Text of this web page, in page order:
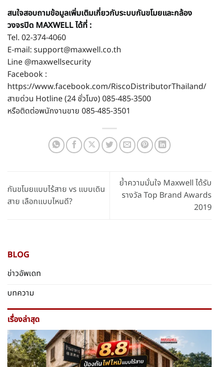
สนใจสอบถามข้อมูลเพิ่มเติมเกี่ยวกับระบบกันขโมยและกล้อง
วงจรปิด MAXWELL ได้ที่ :
Tel. 02-374-4060
E-mail: support@maxwell.co.th
Line @maxwellsecurity
Facebook :
https://www.facebook.com/RiscoDistributorThailand/
สายด่วน Hotline (24 ชั่วโมง)085-485-3500
หรือติดต่อพนักงานขาย 085-485-3501
กันขโมยแบบไร้สาย vs แบบเดิน
สาย เลือกแบบไหนดี?
ย้ำความมั่นใจ Maxwell ได้รับ
รางวัล Top Brand Awards
2019
BLOG
ข่าวอัพเดท
บทความ
เรื่องล่าสุด